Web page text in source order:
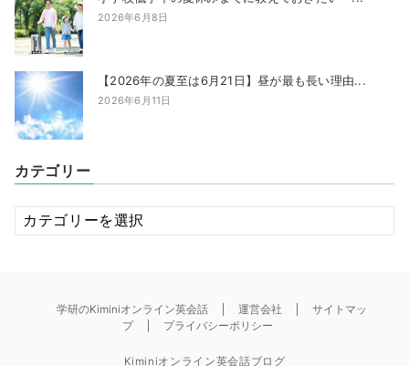
2026年6月8日
【2026年の夏至は6月21日】昼が最も長い理由...
2026年6月11日
カテゴリー
カ
テ
学研のKiminiオンライン英会話 運営会社
サイトマッ
プ
プライバシーポリシー
Kiminiオンライン英会話ブログ